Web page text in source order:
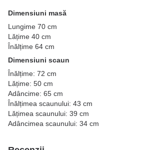
Dimensiuni masă
Lungime 70 cm
Lățime 40 cm
Înălțime 64 cm
Dimensiuni scaun
Înălțime: 72 cm
Lățime: 50 cm
Adâncime: 65 cm
Înălțimea scaunului: 43 cm
Lățimea scaunului: 39 cm
Adâncimea scaunului: 34 cm